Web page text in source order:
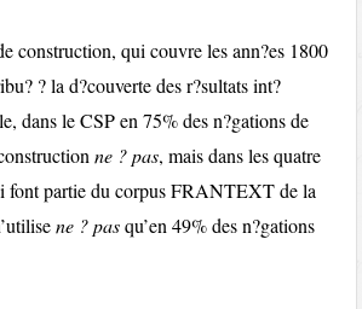
construction, qui couvre les ann?es 1800
? la d?couverte des r?sultats int?
dans le CSP en 75% des n?gations de
ne ? pas, mais dans les quatre
font partie du corpus FRANTEXT de la
ne ? pasqu’en 49% des n?gations